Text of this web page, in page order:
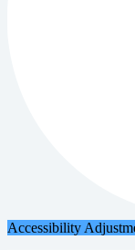
Accessibility